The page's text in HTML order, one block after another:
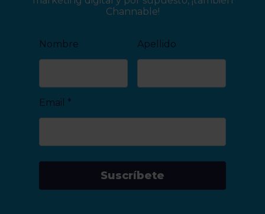
Channable!
Nombre Apellido
Email *
Suscríbete